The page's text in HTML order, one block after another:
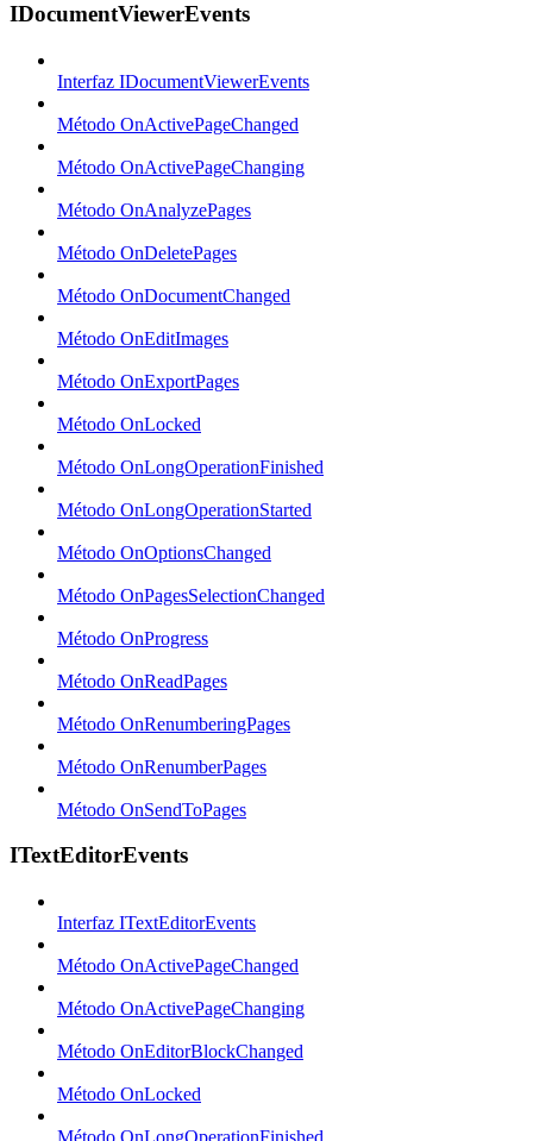
IDocumentViewerEvents
Interfaz IDocumentViewerEvents
Método OnActivePageChanged
Método OnActivePageChanging
Método OnAnalyzePages
Método OnDeletePages
Método OnDocumentChanged
Método OnEditImages
Método OnExportPages
Método OnLocked
Método OnLongOperationFinished
Método OnLongOperationStarted
Método OnOptionsChanged
Método OnPagesSelectionChanged
Método OnProgress
Método OnReadPages
Método OnRenumberingPages
Método OnRenumberPages
Método OnSendToPages
ITextEditorEvents
Interfaz ITextEditorEvents
Método OnActivePageChanged
Método OnActivePageChanging
Método OnEditorBlockChanged
Método OnLocked